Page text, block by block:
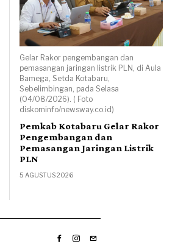
Gelar Rakor pengembangan dan
pemasangan jaringan listrik PLN, di Aula
Bamega, Setda Kotabaru,
Sebelimbingan, pada Selasa
(04/08/2026). ( Foto
diskominfo/newsway.co.id)
Pemkab Kotabaru Gelar Rakor
Pengembangan dan
Pemasangan Jaringan Listrik
PLN
5 AGUSTUS 2026